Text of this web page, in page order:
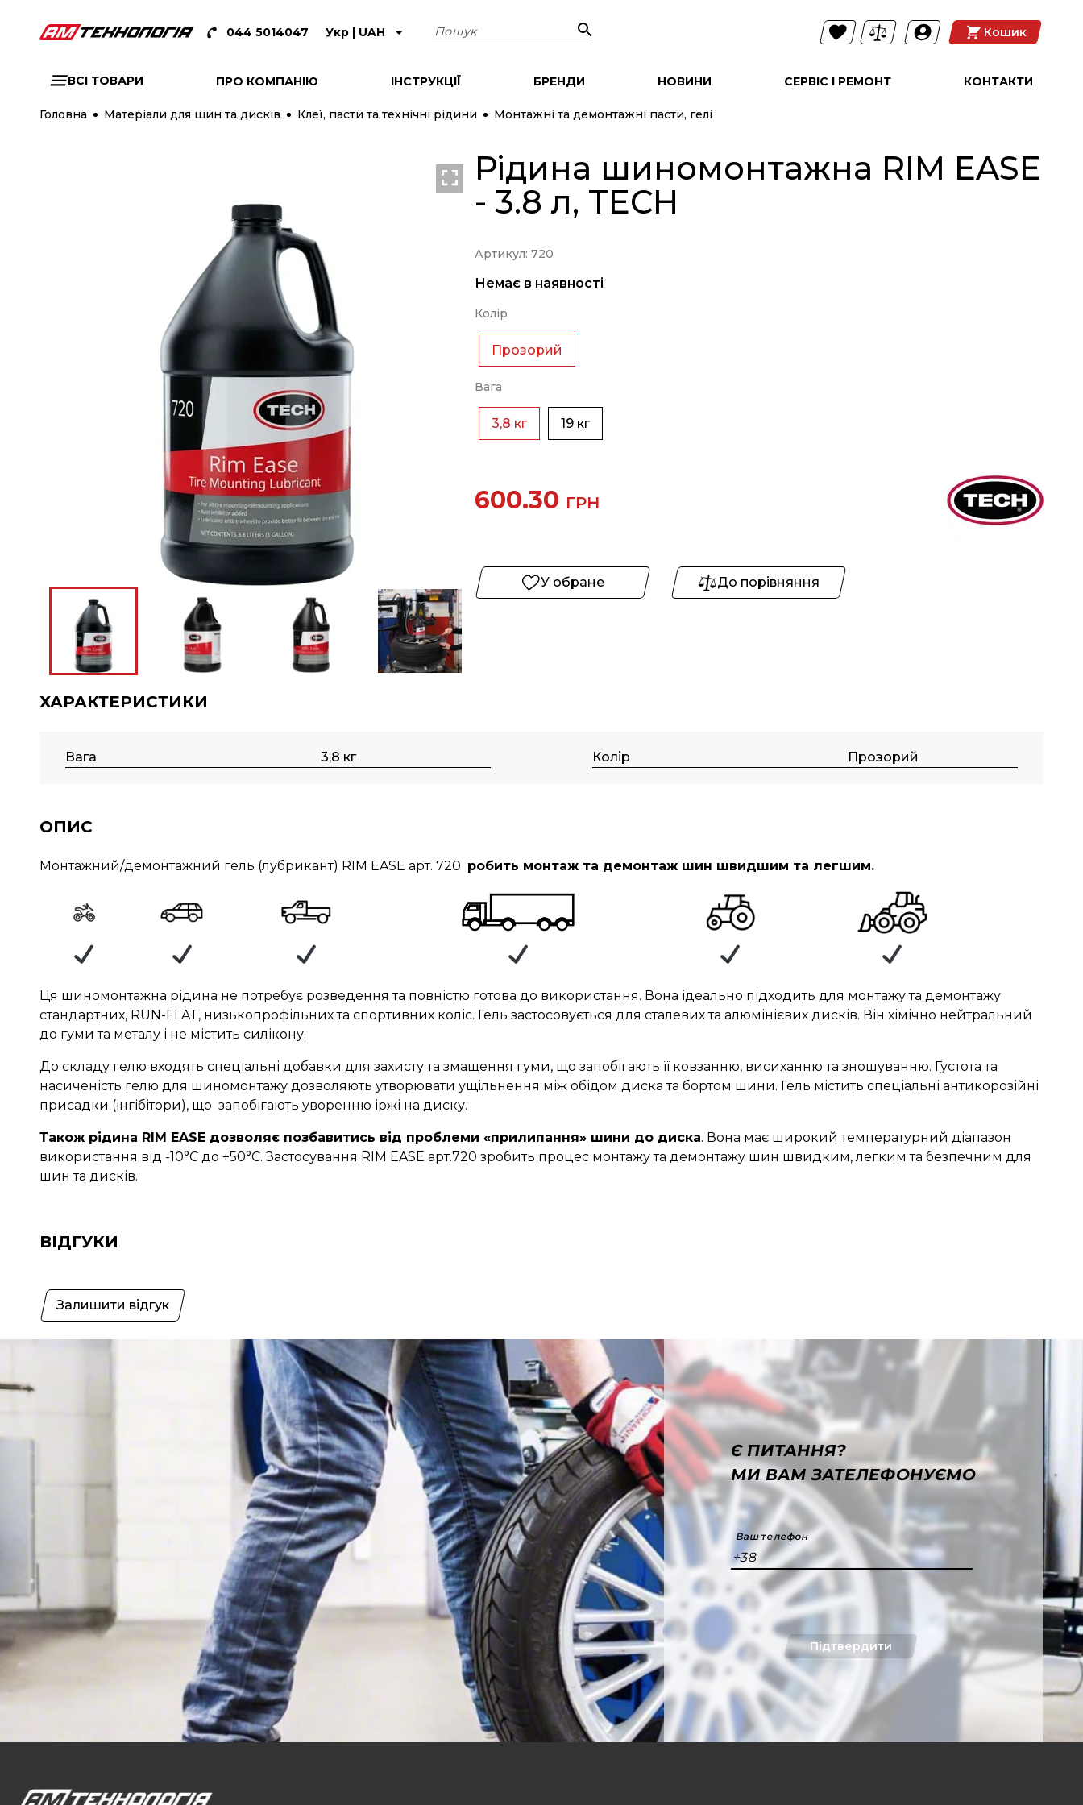
044 5014047 Укр | UAH Пошук Кошик
ВСІ ТОВАРИ ПРО КОМПАНІЮ ІНСТРУКЦІЇ БРЕНДИ НОВИНИ СЕРВІС І РЕМОНТ КОНТАКТИ
Головна Матеріали для шин та дисків Клеї, пасти та технічні рідини Монтажні та демонтажні пасти, гелі
Рідина шиномонтажна RIM EASE
- 3.8 л, TECH
Артикул: 720
Немає в наявності
Колір
Прозорий
Вага
3,8 кг 19 кг
600.30 ГРН
У обране До порівняння
ХАРАКТЕРИСТИКИ
Вага 3,8 кг Колір Прозорий
ОПИС
Монтажний/демонтажний гель (лубрикант) RIM EASE арт. 720 робить монтаж та демонтаж шин швидшим та легшим.
Ця шиномонтажна рідина не потребує розведення та повністю готова до використання. Вона ідеально підходить для монтажу та демонтажу
стандартних, RUN-FLAT, низькопрофільних та спортивних коліс. Гель застосовується для сталевих та алюмінієвих дисків. Він хімічно нейтральний
до гуми та металу і не містить силікону.
До складу гелю входять спеціальні добавки для захисту та змащення гуми, що запобігають її ковзанню, висиханню та зношуванню. Густота та
насиченість гелю для шиномонтажу дозволяють утворювати ущільнення між обідом диска та бортом шини. Гель містить спеціальні антикорозійні
присадки (інгібітори), що запобігають уворенню іржі на диску.
Також рідина RIM EASE дозволяє позбавитись від проблеми «прилипання» шини до диска. Вона має широкий температурний діапазон
використання від -10°C до +50°C. Застосування RIM EASE арт.720 зробить процес монтажу та демонтажу шин швидким, легким та безпечним для
шин та дисків.
ВІДГУКИ
Залишити відгук
Є ПИТАННЯ?
МИ ВАМ ЗАТЕЛЕФОНУЄМО
Ваш телефон
+38
Підтвердити